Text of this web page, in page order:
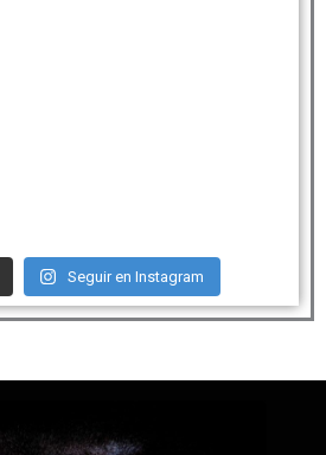
Seguir en Instagram